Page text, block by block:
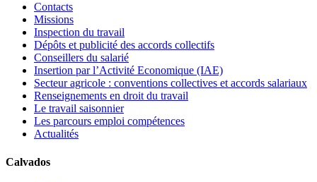
Contacts
Missions
Inspection du travail
Dépôts et publicité des accords collectifs
Conseillers du salarié
Insertion par l’Activité Economique (IAE)
Secteur agricole : conventions collectives et accords salariaux
Renseignements en droit du travail
Le travail saisonnier
Les parcours emploi compétences
Actualités
Calvados